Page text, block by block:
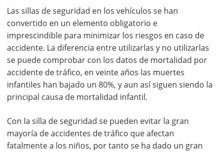
Las sillas de seguridad en los vehículos se han
convertido en un elemento obligatorio e
imprescindible para minimizar los riesgos en caso de
accidente. La diferencia entre utilizarlas y no utilizarlas
se puede comprobar con los datos de mortalidad por
accidente de tráfico, en veinte años las muertes
infantiles han bajado un 80%, y aun así siguen siendo la
principal causa de mortalidad infantil.
Con la silla de seguridad se pueden evitar la gran
mayoría de accidentes de tráfico que afectan
fatalmente a los niños, por tanto se ha dado un gran